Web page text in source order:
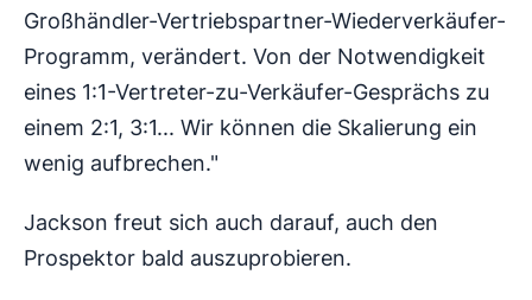
Großhändler-Vertriebspartner-Wiederverkäufer-
Programm, verändert. Von der Notwendigkeit
eines 1:1-Vertreter-zu-Verkäufer-Gesprächs zu
einem 2:1, 3:1... Wir können die Skalierung ein
wenig aufbrechen."
Jackson freut sich auch darauf, auch den
Prospektor bald auszuprobieren.